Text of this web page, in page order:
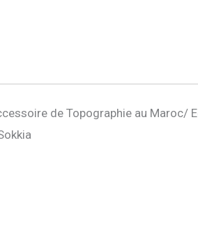
de Topographie au Maroc/